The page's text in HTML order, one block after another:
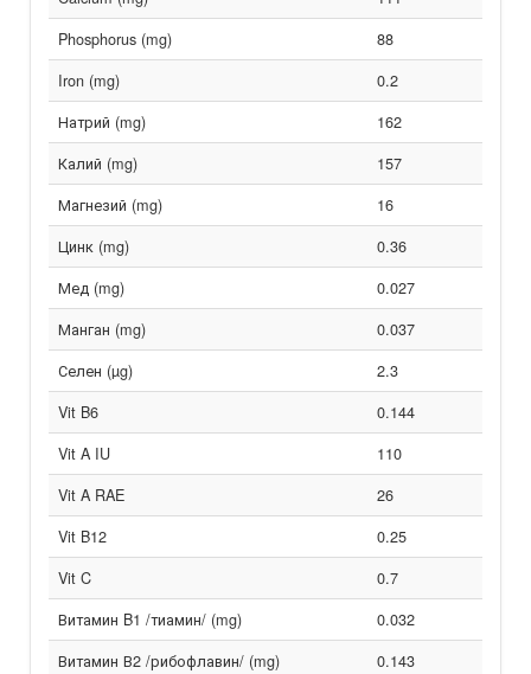
Phosphorus (mg)
88
Iron (mg)
0.2
Натрий (mg)
162
Калий (mg)
157
Магнезий (mg)
16
Цинк (mg)
0.36
Мед (mg)
0.027
Манган (mg)
0.037
Селен (µg)
2.3
Vit B6
0.144
Vit A IU
110
Vit A RAE
26
Vit B12
0.25
Vit C
0.7
Витамин B1 /тиамин/ (mg)
0.032
Витамин В2 /рибофлавин/ (mg)
0.143